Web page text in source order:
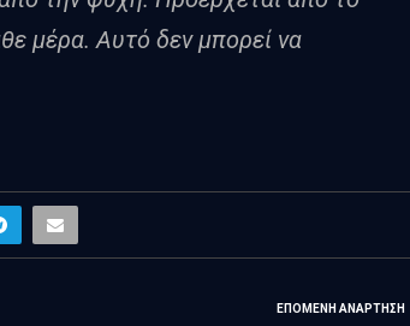
μέρα. Αυτό δεν μπορεί να
ΕΠΌΜΕΝΗ ΑΝΆΡΤΗΣΗ